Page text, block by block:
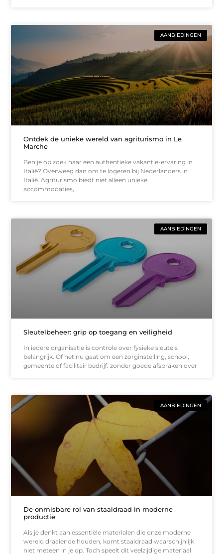
AANBIEDINGEN
Ontdek de unieke wereld van agriturismo in Le
Marche
Ben je op zoek naar een authentieke vakantie-ervaring in
Italië? Overweeg dan om te logeren bij Nederlanders in
Italië. Agriturismo biedt niet alleen unieke
accommodaties,
AANBIEDINGEN
Sleutelbeheer: grip op toegang en veiligheid
In iedere organisatie is controle over fysieke sleutels
belangrijk. Of het nu gaat om een zorginstelling, school,
gemeente of facilitair bedrijf: zonder goede afspraken over
AANBIEDINGEN
De onmisbare rol van staaldraad in moderne
productie
Als je denkt aan essentiële materialen die onze moderne
wereld draaiende houden, komt staaldraad waarschijnlijk
niet meteen in je op. Toch speelt dit veelzijdige materiaal